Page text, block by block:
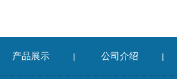
产品展示 | 公司介绍 |